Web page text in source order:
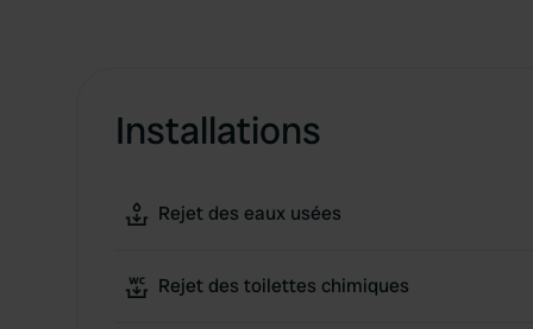
Installations
Rejet des eaux usées
Rejet des toilettes chimiques